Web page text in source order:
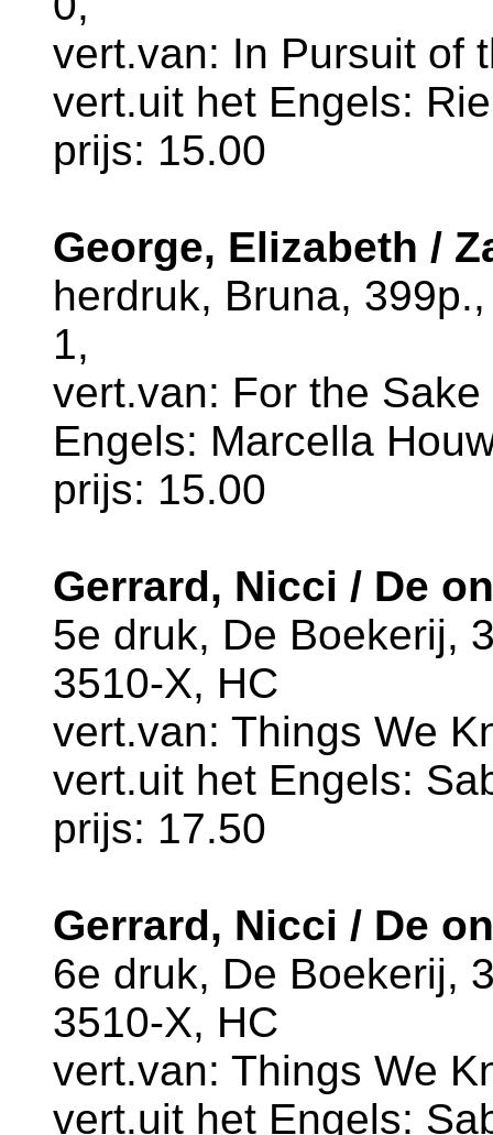
vert.van: In Pursuit of
vert.uit het Engels:
prijs: 15.00
George, Elizabeth /
herdruk, Bruna,
1,
vert.van: For the
Engels: Marcella
prijs: 15.00
Gerrard, Nicci / De
5e druk, De Boekerij,
3510-X, HC
vert.van: Things We
vert.uit het Engels:
prijs: 17.50
Gerrard, Nicci / De
6e druk, De Boekerij,
3510-X, HC
vert.van: Things We
vert.uit het Engels: